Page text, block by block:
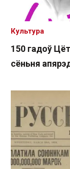
150 гадоў
сёньня
Культура